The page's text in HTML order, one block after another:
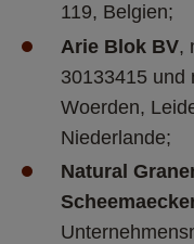
119, Belgien;
Arie Blok BV,
30133415 und
Woerden,
Niederlande;
Natural